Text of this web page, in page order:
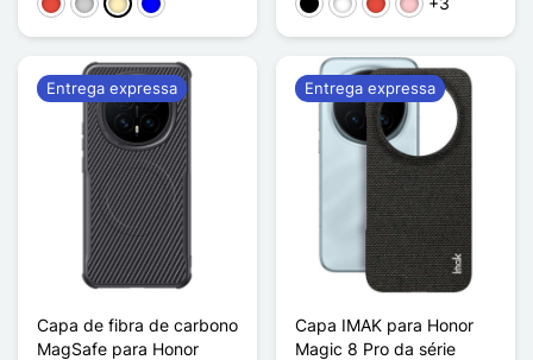
Vermelho
PrataOuroAzul PretoBrancoVermelho
Rosa
Capa de fibra de carbono
MagSafe para Honor
Entrega expressa
Capa IMAK para Honor
Magic 8 Pro da série
Entrega expressa